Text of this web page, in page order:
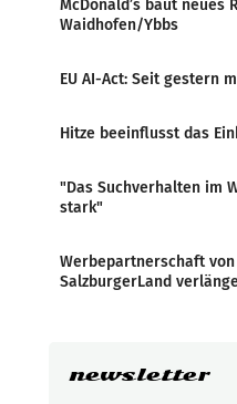
McDonald’s baut neues
Waidhofen/Ybbs
EU AI-Act: Seit gestern
Hitze beeinflusst das
"Das Suchverhalten im
stark"
Werbepartnerschaft von
SalzburgerLand
newsletter